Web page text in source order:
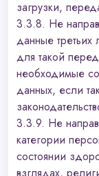
загрузки,
3.3.8. Не
данные третьих
для такой
необходимые
данных, если
3.3.9. Не
категории
состоянии